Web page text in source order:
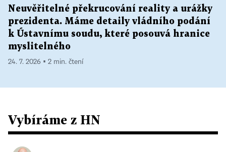
Neuvěřitelné překrucování reality a urážky
prezidenta. Máme detaily vládního podání
k Ústavnímu soudu, které posouvá hranice
myslitelného
24. 7. 2026 ▪ 2 min. čtení
Vybíráme z HN